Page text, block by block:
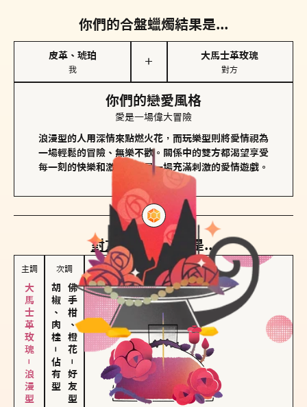
你們的合盤蠟燭結果是...
皮革、琥珀
我
＋
大馬士革玫瑰
對方
你們的戀愛風格
愛是一場偉大冒險
浪漫型的人用深情來點燃火花，而玩樂型則將愛情視為
一場輕鬆的冒險、無樂不歡。關係中的雙方都渴望享受
每一刻的快樂和激動，像是一場充滿刺激的愛情遊戲。
對方的主調蠟燭是...
主調
大馬士革玫瑰－浪漫型
次調
胡椒、肉桂
－
佔有型
佛手柑、橙花
－
好友型